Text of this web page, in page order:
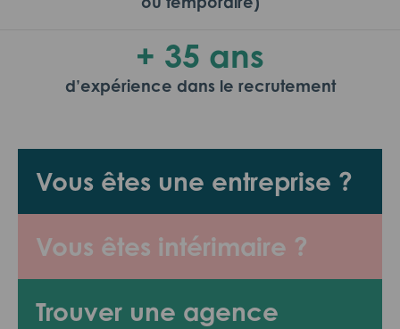
Vous êtes une entreprise ?
Vous êtes intérimaire ?
Trouver une agence
+ 35 ans
d’expérience dans le recrutement